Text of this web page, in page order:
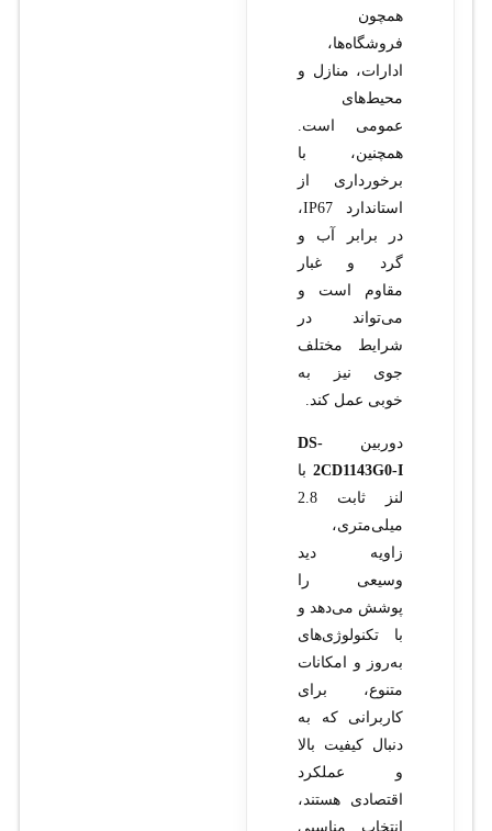
همچون
فروشگاه‌ها،
ادارات، منازل و
محیط‌های
عمومی است.
همچنین، با
برخورداری از
استاندارد IP67،
در برابر آب و
گرد و غبار
مقاوم است و
می‌تواند در
شرایط مختلف
جوی نیز به
خوبی عمل کند.
دوربین DS-
2CD1143G0-Iبا
لنز ثابت 2.8
میلی‌متری،
زاویه دید
وسیعی را
پوشش می‌دهد و
با تکنولوژی‌های
به‌روز و امکانات
متنوع، برای
کاربرانی که به
دنبال کیفیت بالا
و عملکرد
اقتصادی هستند،
انتخاب مناسبی